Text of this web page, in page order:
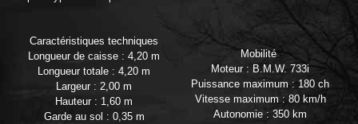
Caractéristiques techniques
Longueur de caisse : 4,20 m
Longueur totale : 4,20 m
Largeur : 2,00 m
Hauteur : 1,60 m
Garde au sol : 0,35 m
Mobilité
Moteur : B.M.W. 733i
Puissance maximum : 180 ch
Vitesse maximum : 80 km/h
Autonomie : 350 km